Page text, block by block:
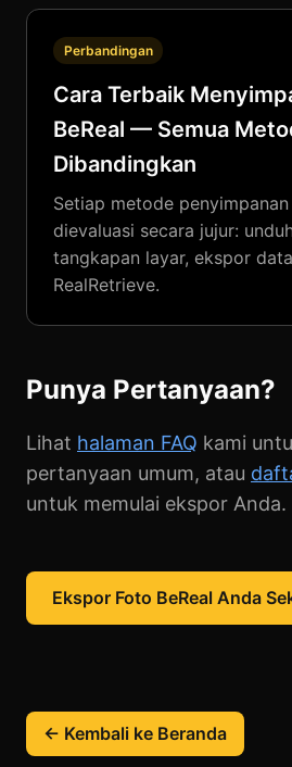
Perbandingan
Cara Terbaik
BeReal — Semua
Dibandingkan
Setiap metode
dievaluasi secara jujur:
tangkapan layar, ekspor
RealRetrieve.
Punya Pertanyaan?
Lihat halaman FAQ kami
pertanyaan umum, atau
untuk memulai ekspor Anda.
Ekspor Foto BeReal Anda
← Kembali ke Beranda